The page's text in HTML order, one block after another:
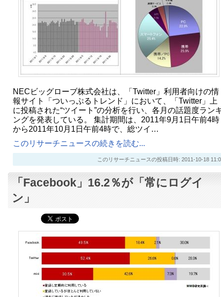
NECビッグローブ株式会社は、「Twitter」利用者向けの情
報サイト「ついっぷるトレンド」において、「Twitter」上
に投稿された“ツイート”の分析を行い、各月の話題度ラン
ングを発表している。 集計期間は、2011年9月1日午前4時
から2011年10月1日午前4時で、総ツイ…
このリサーチニュースの続きを読む...
このリサーチニュースの投稿日時: 2011-10-18
「Facebook」16.2％が「常にログイ
ン」